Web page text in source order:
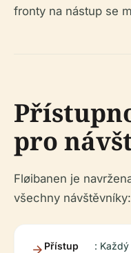
fronty na nástup se
pro
Fløibanen je
všechny návštěvníky:
Přístup
: